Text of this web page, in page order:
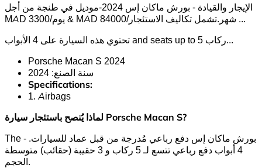
الإيجار والقيادة - بورش ماكان إس 2024-موديل في طنجة من أجل
...
تحتوي هذه السيارة على 4 الأبواب and seats up to 5 ركاب...
Porsche Macan S 2024
سنة الصنع: 2024
Specifications:
1. Airbags
لماذا يُنصح باستئجار سيارة Porsche Macan S?
The بورش ماكان إس دفع رباعي مُدرجة من قبل عماد للسيارات. -
4 أبواب دفع رباعي تتسع لـ 5 ركاب و 3 حقيبة (حقائب) متوسطة
الحجم.